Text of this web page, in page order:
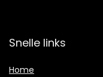
Snelle links
Home